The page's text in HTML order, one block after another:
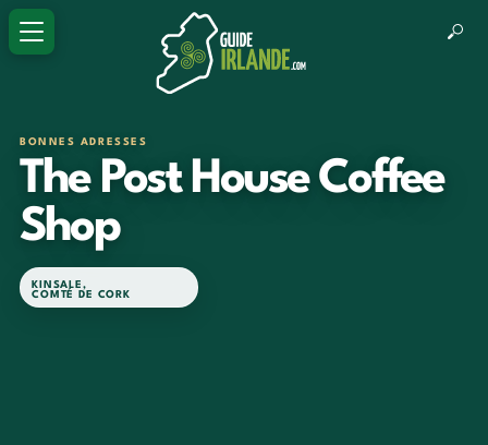
BONNES ADRESSES
The Post House Coffee
Shop
KINSALE ,
COMTÉ DE CORK